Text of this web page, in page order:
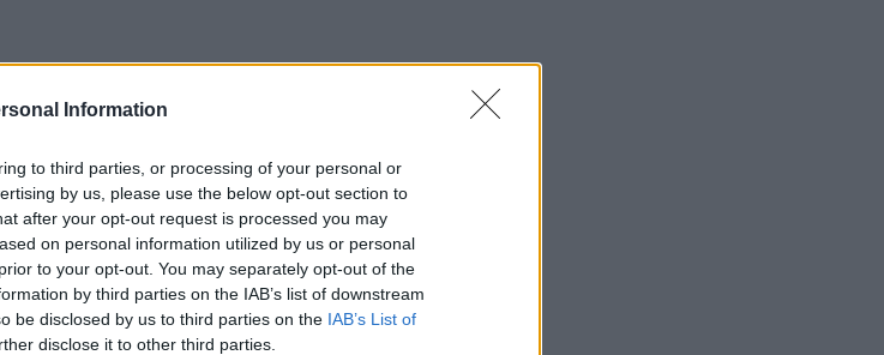
Information
to third parties, or processing of your personal or
by us, please use the below opt-out section to
after your opt-out request is processed you may
on personal information utilized by us or personal
to your opt-out. You may separately opt-out of the
by third parties on the IAB’s list of downstream
be disclosed by us to third parties on the IAB’s List of
disclose it to other third parties.